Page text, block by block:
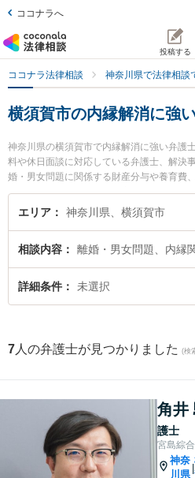
ココナラへ
投稿する
ココナラ法律相談 神奈川県で法律相談
横須賀市の内縁解消に強
神奈川県の横須賀市で内縁解消に強い弁護
料や休日面談に対応している弁護士、解決
婚・男女問題に関係する財産分与や養育費
検索もでき便利です。特に宮島綜合法律事
浦法律事務所の大久保 龍太弁護士、虎ノ
賢史郎弁護士のプロフィール情報や弁護士
に相談したい』『内縁解消のトラブル解決
たい』『初回相談無料で内縁解消を法律相
予約したい』などでお困りの相談者さんに
エリア 神奈川県、横須賀市
相談内容 離婚・男女問題、内縁
詳細条件 未選択
7 人の弁護士が見つかりました (検
角井
護士
宮島綜
神奈
川県
|